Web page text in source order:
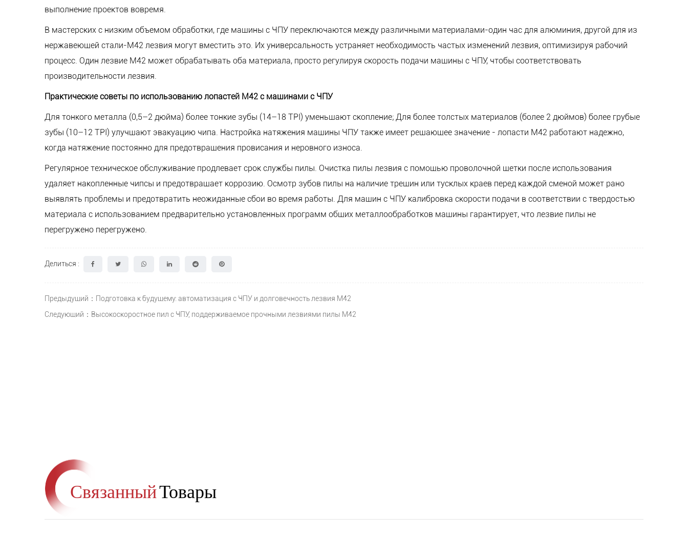
выполнение проектов вовремя.
В мастерских с низким объемом обработки, где машины с ЧПУ переключаются между различными материалами-один час для алюминия, другой для из
нержавеющей стали-M42 лезвия могут вместить это. Их универсальность устраняет необходимость частых изменений лезвия, оптимизируя рабочий
процесс. Один лезвие M42 может обрабатывать оба материала, просто регулируя скорость подачи машины с ЧПУ, чтобы соответствовать
производительности лезвия.
Практические советы по использованию лопастей M42 с машинами с ЧПУ
Для тонкого металла (0,5–2 дюйма) более тонкие зубы (14–18 TPI) уменьшают скопление; Для более толстых материалов (более 2 дюймов) более грубые
зубы (10–12 TPI) улучшают эвакуацию чипа. Настройка натяжения машины ЧПУ также имеет решающее значение - лопасти M42 работают надежно,
когда натяжение постоянно для предотвращения провисания и неровного износа.
Регулярное техническое обслуживание продлевает срок службы пилы. Очистка пилы лезвия с помощью проволочной щетки после использования
удаляет накопленные чипсы и предотвращает коррозию. Осмотр зубов пилы на наличие трещин или тусклых краев перед каждой сменой может рано
выявлять проблемы и предотвратить неожиданные сбои во время работы. Для машин с ЧПУ калибровка скорости подачи в соответствии с твердостью
материала с использованием предварительно установленных программ общих металлообработков машины гарантирует, что лезвие пилы не
перегружено перегружено.
Делиться :
Предыдущий：Подготовка к будущему: автоматизация с ЧПУ и долговечность лезвия M42
Следующий：Высокоскоростное пил с ЧПУ, поддерживаемое прочными лезвиями пилы M42
СвязанныйТовары